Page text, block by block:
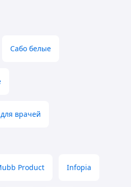
Сабо белые
врачей
Product Infopia